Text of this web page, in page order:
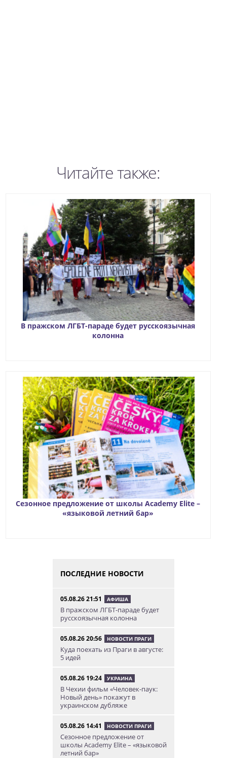
Читайте также:
В пражском ЛГБТ-параде будет русскоязычная
колонна
Сезонное предложение от школы Academy Elite –
«языковой летний бар»
ПОСЛЕДНИЕ НОВОСТИ
05.08.26 21:51 АФИША
В пражском ЛГБТ-параде будет
русскоязычная колонна
05.08.26 20:56 НОВОСТИ ПРАГИ
Куда поехать из Праги в августе:
5 идей
05.08.26 19:24 УКРАИНА
В Чехии фильм «Человек-паук:
Новый день» покажут в
украинском дубляже
05.08.26 14:41 НОВОСТИ ПРАГИ
Сезонное предложение от
школы Academy Elite – «языковой
летний бар»